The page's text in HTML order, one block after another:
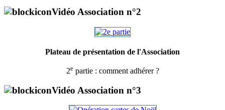
Vidéo Association n°2
Plateau de présentation de l'Association
2epartie : comment adhérer ?
Vidéo Association n°3